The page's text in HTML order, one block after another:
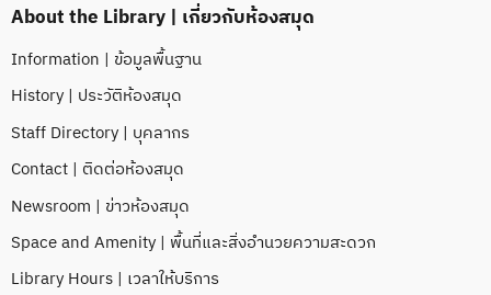
About the Library | เกี่ยวกับห้องสมุด
Information | ข้อมูลพื้นฐาน
History | ประวัติห้องสมุด
Staff Directory | บุคลากร
Contact | ติดต่อห้องสมุด
Newsroom | ข่าวห้องสมุด
Space and Amenity | พื้นที่และสิ่งอำนวยความสะดวก
Library Hours | เวลาให้บริการ